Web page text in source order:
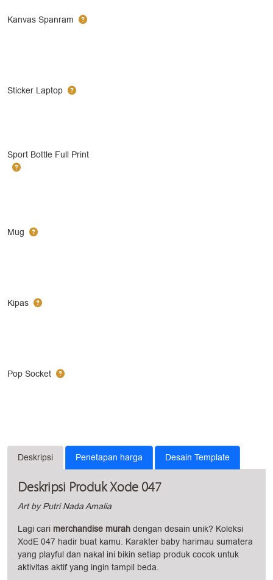
Kanvas Spanram
Sticker Laptop
Sport Bottle Full Print
Mug
Kipas
Pop Socket
Deskripsi Penetapan harga Desain Template
Deskripsi Produk Xode 047
Art by Putri Nada Amalia
Lagi cari merchandise murah dengan desain unik? Koleksi
XodE 047 hadir buat kamu. Karakter baby harimau sumatera
yang playful dan nakal ini bikin setiap produk cocok untuk
aktivitas aktif yang ingin tampil beda.